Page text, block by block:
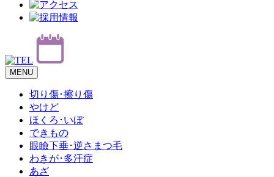
MENU
切り傷･擦り傷
やけど
ほくろ･いぼ
できもの
眼瞼下垂･逆さまつ毛
わきが･多汗症
あざ